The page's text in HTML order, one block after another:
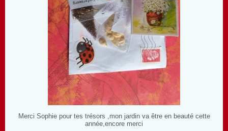
Merci Sophie pour tes trésors ,mon jardin va être en beauté cette
année,encore merci